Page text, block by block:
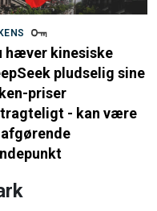
hæver kinesiske
pludselig sine
priser
- kan være